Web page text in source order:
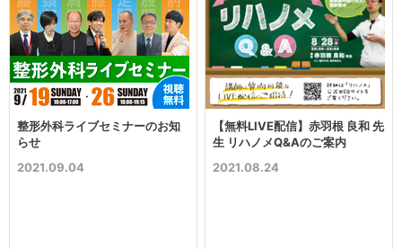
整形外科ライブセミナーのお知
らせ
2021.09.04
【無料LIVE配信】赤羽根 良和 先
生 リハノメQ&Aのご案内
2021.08.24